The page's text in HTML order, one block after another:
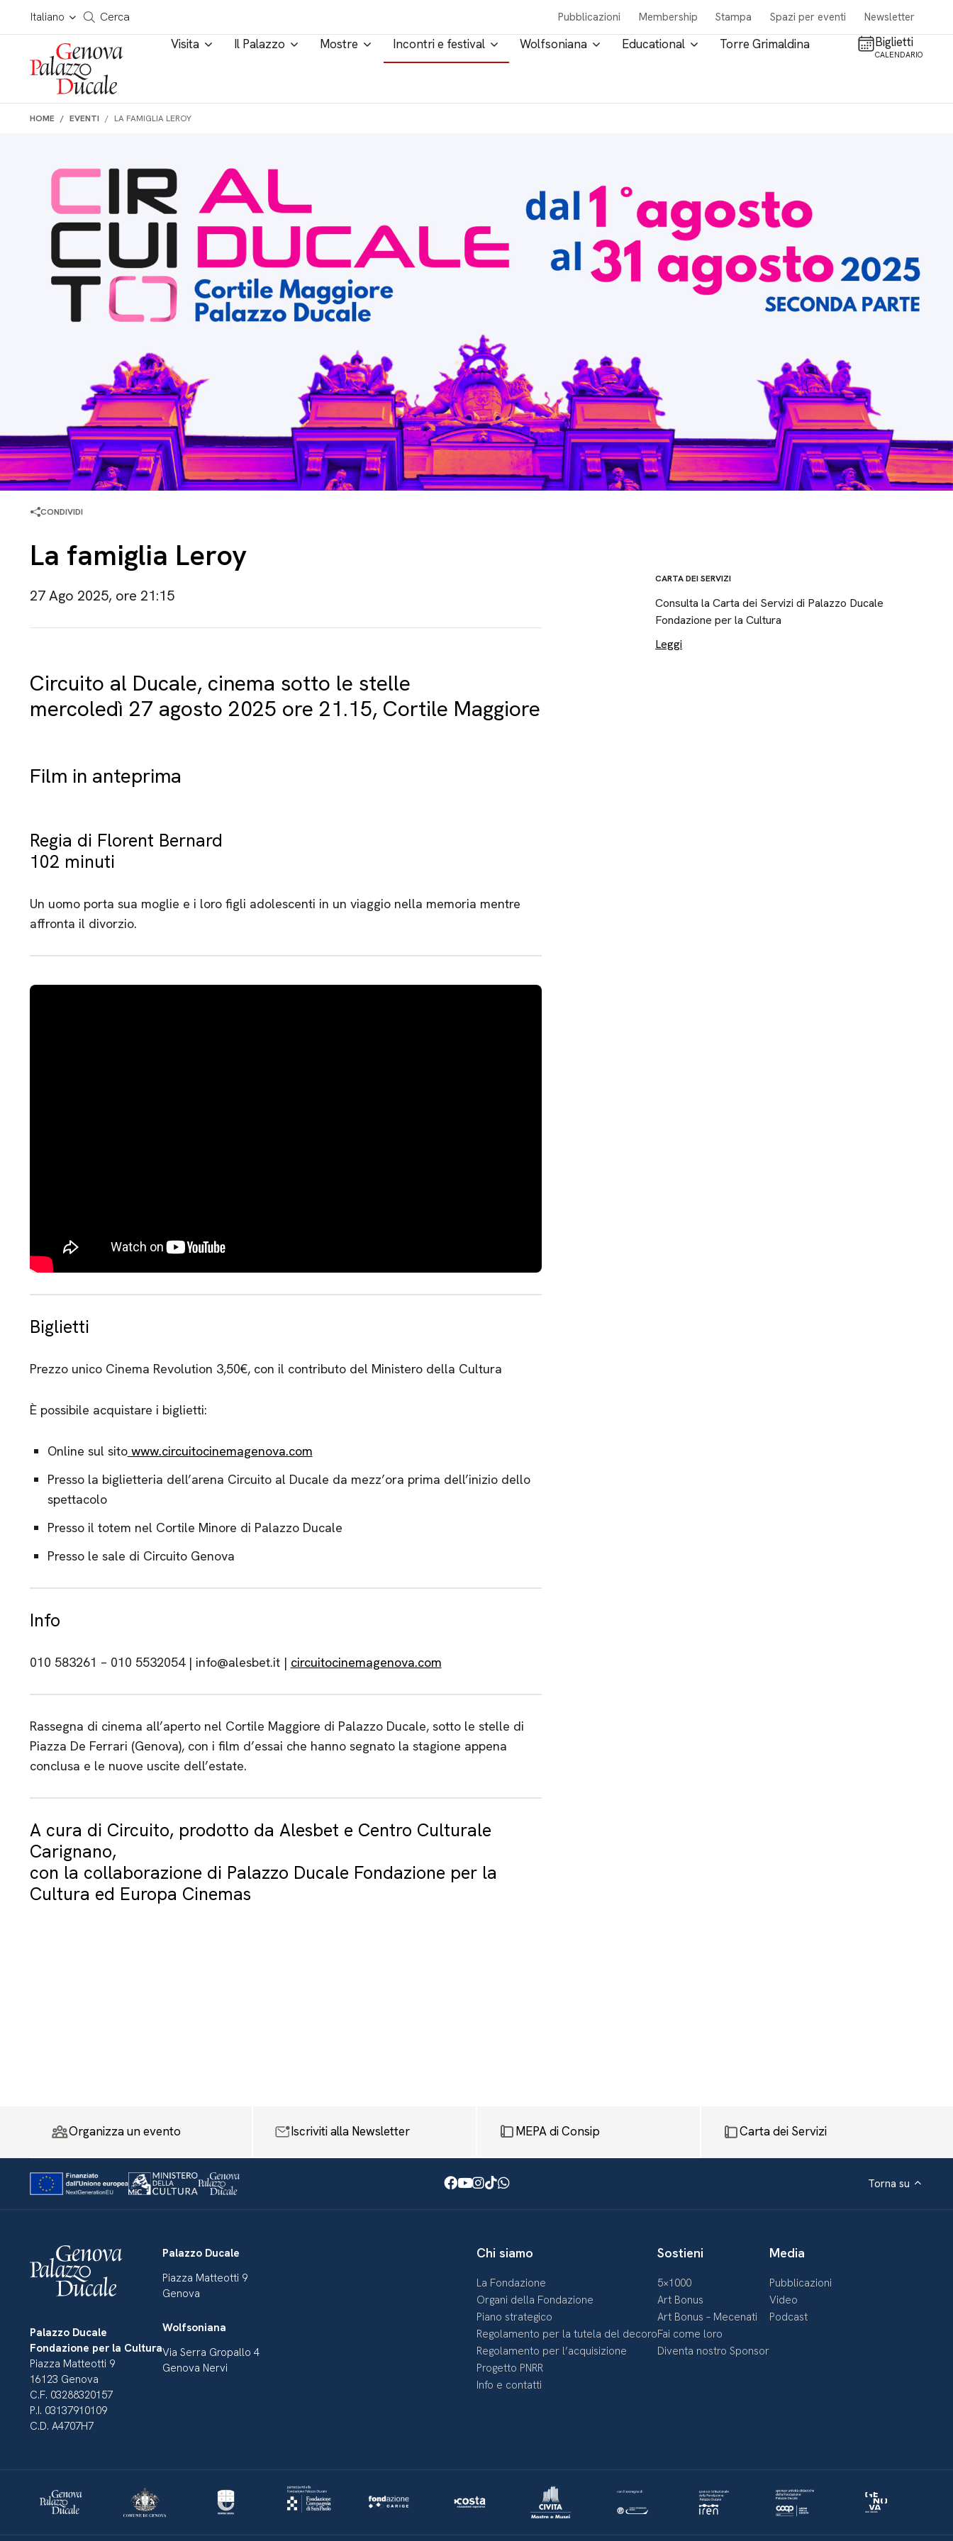
Salta al contenuto
Italiano
Cerca in tutto il sito
Cerca Pubblicazioni Membership Stampa Spazi per eventi Newsletter
Visita Il Palazzo Mostre Incontri e festival Wolfsoniana Educational Torre Grimaldina Biglietti
CALENDARIO
HOME EVENTI LA FAMIGLIA LEROY
CONDIVIDI
La famiglia Leroy
27 Ago 2025, ore 21:15
Circuito al Ducale, cinema sotto le stelle
mercoledì 27 agosto 2025 ore 21.15, Cortile Maggiore
Film in anteprima
Regia di Florent Bernard
102 minuti
Un uomo porta sua moglie e i loro figli adolescenti in un viaggio nella memoria mentre
affronta il divorzio.
Biglietti
Prezzo unico Cinema Revolution 3,50€, con il contributo del Ministero della Cultura
È possibile acquistare i biglietti:
Online sul sitowww.circuitocinemagenova.com
Presso la biglietteria dell’arena Circuito al Ducale da mezz’ora prima dell’inizio dello
spettacolo
Presso il totem nel Cortile Minore di Palazzo Ducale
Presso le sale di Circuito Genova
Info
010 583261 – 010 5532054 | info@alesbet.it | circuitocinemagenova.com
Rassegna di cinema all’aperto nel Cortile Maggiore di Palazzo Ducale, sotto le stelle di
Piazza De Ferrari (Genova), con i film d’essai che hanno segnato la stagione appena
conclusa e le nuove uscite dell’estate.
A cura di Circuito, prodotto da Alesbet e Centro Culturale
Carignano,
con la collaborazione di Palazzo Ducale Fondazione per la
Cultura ed Europa Cinemas
CARTA DEI SERVIZI
Consulta la Carta dei Servizi di Palazzo Ducale
Fondazione per la Cultura
Leggi
Organizza un evento Iscriviti alla Newsletter MEPA di Consip Carta dei Servizi
Facebook
Youtube
Instagram
TikTok
WhatsApp Torna su
Palazzo Ducale
Fondazione per la Cultura
Piazza Matteotti 9
16123 Genova
C.F. 03288320157
P.I. 03137910109
C.D. A4707H7
Palazzo Ducale
Piazza Matteotti 9
Genova
Wolfsoniana
Via Serra Gropallo 4
Genova Nervi
Chi siamo
La Fondazione
Organi della Fondazione
Piano strategico
Regolamento per la tutela del decoro
Regolamento per l’acquisizione
Progetto PNRR
Info e contatti
Sostieni
5×1000
Art Bonus
Art Bonus – Mecenati
Fai come loro
Diventa nostro Sponsor
Media
Pubblicazioni
Video
Podcast